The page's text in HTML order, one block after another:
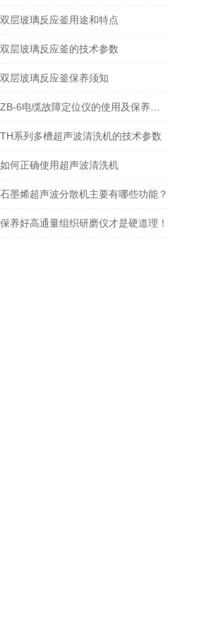
双层玻璃反应釜用途和特点
双层玻璃反应釜的技术参数
双层玻璃反应釜保养须知
TH系列多槽超声波清洗机的技术参数
如何正确使用超声波清洗机
石墨烯超声波分散机主要有哪些功能？
保养好高通量组织研磨仪才是硬道理！